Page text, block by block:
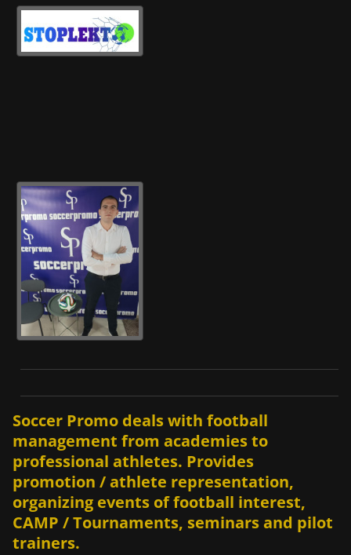
Soccer Promo deals with football
management from academies to
professional athletes. Provides
promotion / athlete representation,
organizing events of football interest,
CAMP / Tournaments, seminars and pilot
trainers.